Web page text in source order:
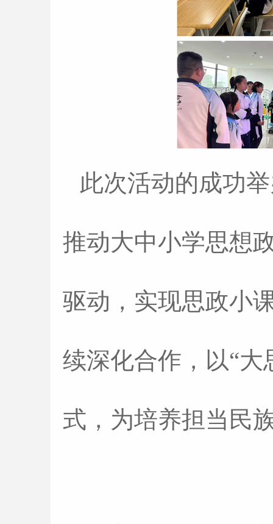
此次活动的成功
推动大中小学思想
驱动，实现思政小
续深化合作，以“
式，为培养担当民